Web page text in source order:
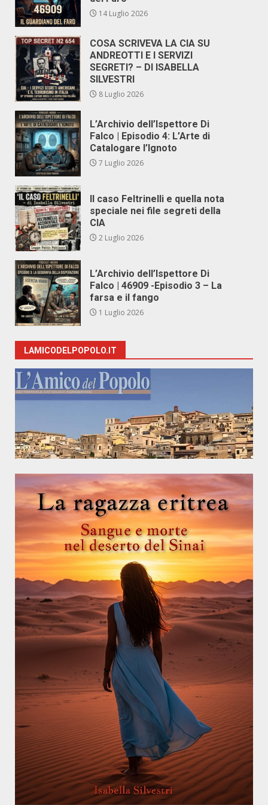
14 Luglio 2026
COSA SCRIVEVA LA CIA SU
ANDREOTTI E I SERVIZI
SEGRETI? – DI ISABELLA
SILVESTRI
8 Luglio 2026
L’Archivio dell’Ispettore Di
Falco | Episodio 4: L’Arte di
Catalogare l’Ignoto
7 Luglio 2026
Il caso Feltrinelli e quella nota
speciale nei file segreti della
CIA
2 Luglio 2026
L’Archivio dell’Ispettore Di
Falco | 46909 -Episodio 3 – La
farsa e il fango
1 Luglio 2026
LAMICODELPOPOLO.IT